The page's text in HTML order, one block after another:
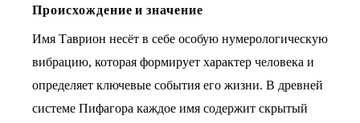
Происхождение и значение
Имя Таврион несёт в себе особую нумерологическую
вибрацию, которая формирует характер человека и
определяет ключевые события его жизни. В древней
системе Пифагора каждое имя содержит скрытый